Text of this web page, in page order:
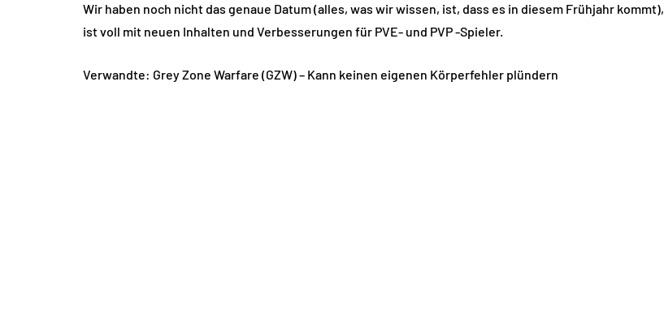
Wir haben noch nicht das genaue Datum (alles, was wir wissen, ist, dass es in diesem Frühjahr
ist voll mit neuen Inhalten und Verbesserungen für PVE- und PVP -Spieler.
Verwandte: Grey Zone Warfare (GZW) – Kann keinen eigenen Körperfehler plündern